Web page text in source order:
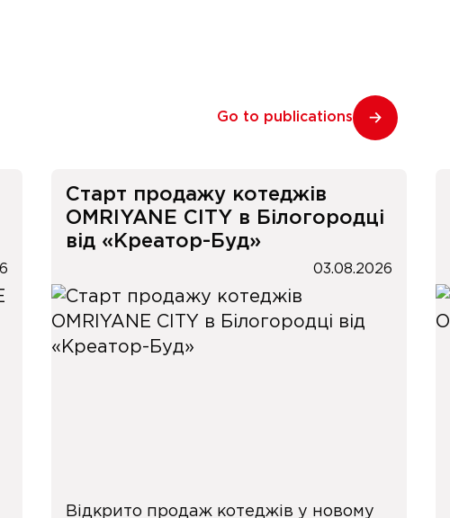
Go to publications
Старт продажу котеджів
OMRIYANE CITY в Білогородці
від «Креатор-Буд»
03.08.2026
Відкрито продаж котеджів у новому